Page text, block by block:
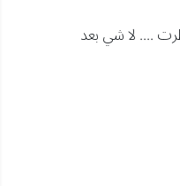
.... لا شي بعد